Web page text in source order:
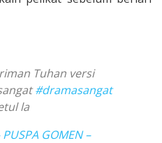
Tuhan versi
#dramasangat
la
GOMEN –